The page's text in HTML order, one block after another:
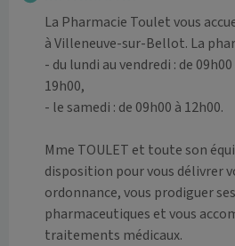
La Pharmacie Toulet vous
à Villeneuve-sur-Bellot. La
- du lundi au vendredi : de
19h00,
- le samedi : de 09h00 à 12h00.
Mme TOULET et toute son
disposition pour vous délivrer
ordonnance, vous prodiguer
pharmaceutiques et vous
traitements médicaux.